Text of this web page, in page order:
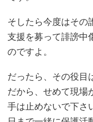
そしたら今度はその
支援を募って誹謗中
のですよ。
だったら、その役目
だから、せめて現場
手は止めないで下さ